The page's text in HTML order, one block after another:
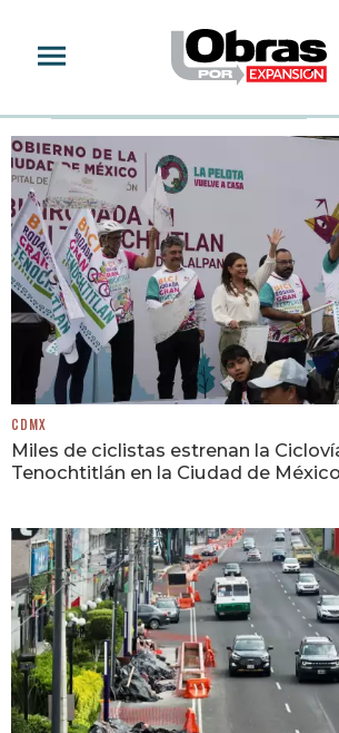
CDMX
Miles de ciclistas estrenan la
Tenochtitlán en la Ciudad de México